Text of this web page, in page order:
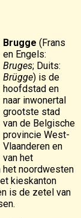
Brugge (Frans
en Engels:
Bruges; Duits:
Brügge) is de
hoofdstad en
naar inwonertal
grootste stad
van de Belgische
provincie West-
Vlaanderen en
van het
het noordwesten
kieskanton
is de zetel van